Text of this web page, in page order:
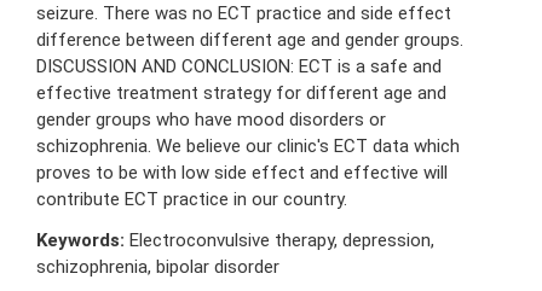
seizure. There was no ECT practice and side effect
difference between different age and gender groups.
DISCUSSION AND CONCLUSION: ECT is a safe and
effective treatment strategy for different age and
gender groups who have mood disorders or
schizophrenia. We believe our clinic's ECT data which
proves to be with low side effect and effective will
contribute ECT practice in our country.
Keywords: Electroconvulsive therapy, depression,
schizophrenia, bipolar disorder